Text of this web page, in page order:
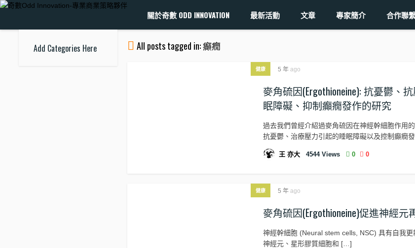
關於奇數 ODD INNOVATION 最新活動 文章 專家簡介 合作聯
Add Categories Here All posts tagged in: 癲癇
健康 5 年 ago
麥角硫因(Ergothioneine): 抗憂鬱、
眠障礙、抑制癲癇發作的研究
過去我們曾經介紹過麥角硫因在神經幹細胞作用
抗憂鬱、治療壓力引起的睡眠障礙以及控制癲癇發
王 亦大 4544 Views 0 0
健康 5 年 ago
麥角硫因(Ergothioneine)促進神經元
神經幹細胞 (Neural stem cells, NSC) 具有自我更
神經元、星形膠質細胞和 […]